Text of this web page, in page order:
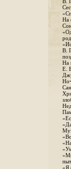
В.
На
В.
На
Е.
«Я